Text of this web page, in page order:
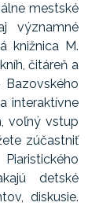
mestské
významné
knižnica M.
čitáreň a
Bazovského
interaktívne
voľný vstup
zúčastniť
detské
diskusie.